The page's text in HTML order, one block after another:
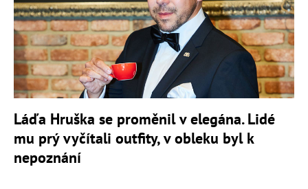
Láďa Hruška se proměnil v elegána. Lidé
mu prý vyčítali outfity, v obleku byl k
nepoznání